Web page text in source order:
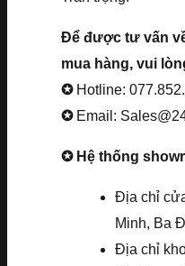
Để được tư vấn
mua hàng, vui
✪ Hotline:
✪ Email:
✪ Hệ thống
Địa chỉ
Minh, Ba
Địa chỉ